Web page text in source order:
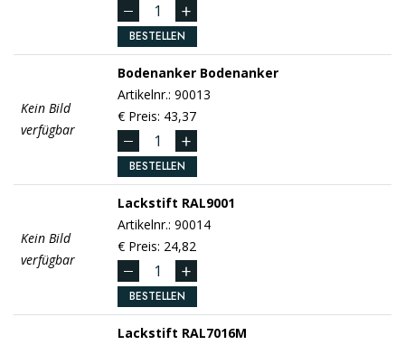
BESTELLEN
Kein Bild
verfügbar
Bodenanker Bodenanker
Artikelnr.: 90013
€ Preis: 43,37
BESTELLEN
Kein Bild
verfügbar
Lackstift RAL9001
Artikelnr.: 90014
€ Preis: 24,82
BESTELLEN
Lackstift RAL7016M